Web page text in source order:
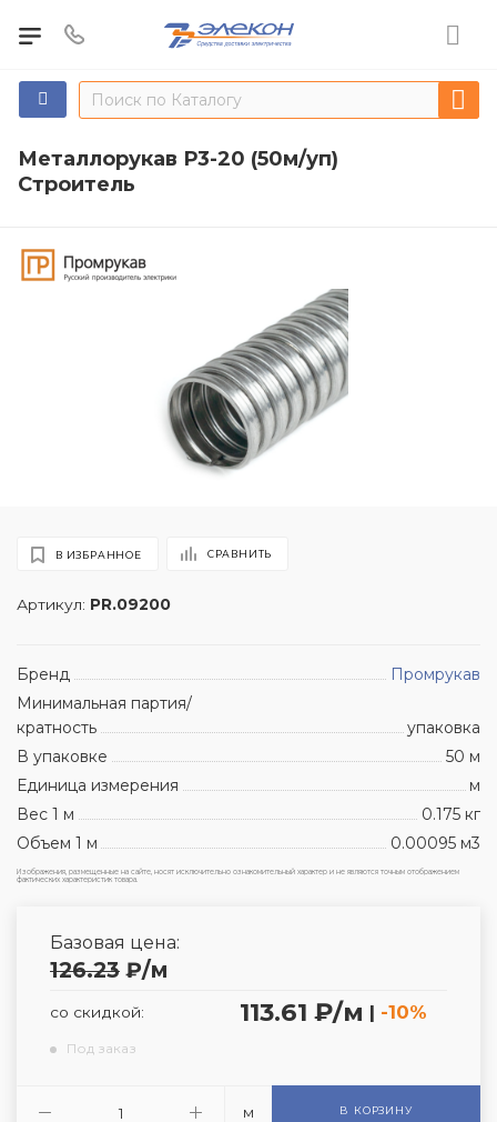
Металлорукав Р3-20 (50м/уп)
Строитель
Артикул: PR.09200
В ИЗБРАННОЕ СРАВНИТЬ
Бренд
Промрукав
Минимальная партия/
кратность
упаковка
В упаковке
50 м
Единица измерения
м
Вес 1 м
0.175 кг
Объем 1 м
0.00095 м3
Изображения, размещенные на сайте, носят исключительно ознакомительный характер и не являются точным отображением
фактических характеристик товара.
Базовая цена:
126.23 ₽/м
со скидкой: 113.61 ₽/м | -10%
Под заказ
м В КОРЗИНУ